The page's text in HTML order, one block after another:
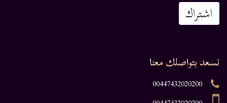
اشتراك
نسعد بتواصلك معنا
00447432020200